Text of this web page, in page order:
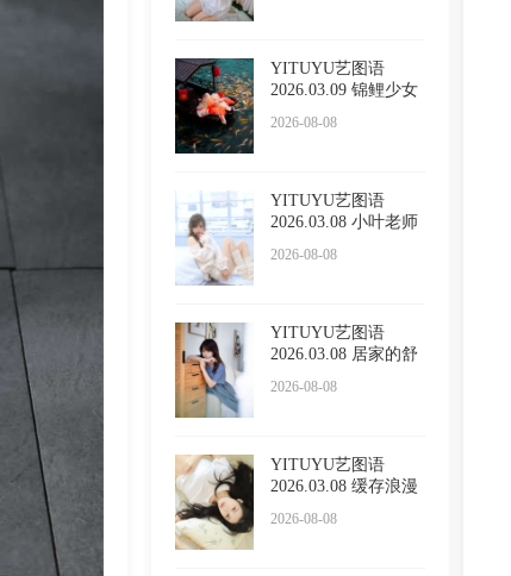
YITUYU艺图语
2026.03.09 锦鲤少女
2026-08-08
YITUYU艺图语
2026.03.08 小叶老师
2026-08-08
YITUYU艺图语
2026.03.08 居家的舒
2026-08-08
YITUYU艺图语
2026.03.08 缓存浪漫
2026-08-08